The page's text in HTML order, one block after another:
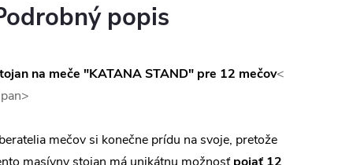
popis
na meče "KATANA STAND" pre 12 mečov<
mečov si konečne prídu na svoje, pretože